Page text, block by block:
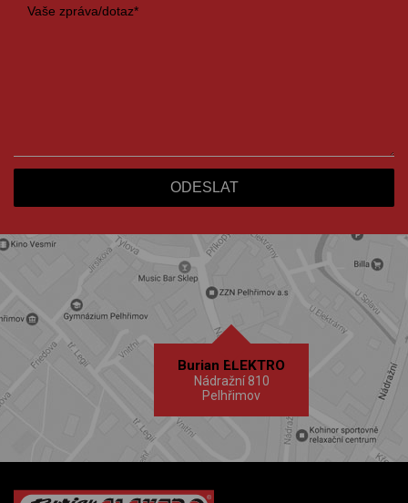
Burian ELEKTRO
Nádražní 810
Pelhřimov